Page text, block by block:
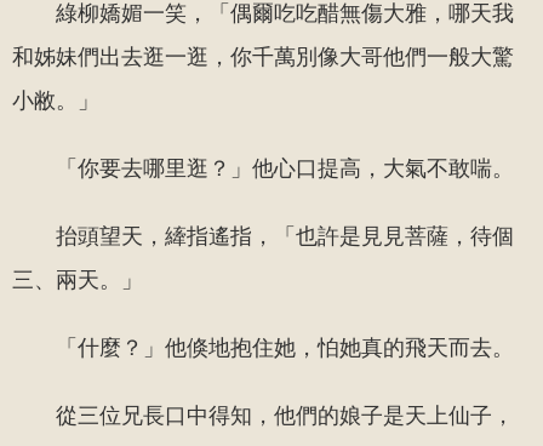
綠柳嬌媚一笑，「偶爾吃吃醋無傷大雅，哪天我
和姊妹們出去逛一逛，你千萬別像大哥他們一般大驚
小敝。」
「你要去哪里逛？」他心口提高，大氣不敢喘。
抬頭望天，縴指遙指，「也許是見見菩薩，待個
三、兩天。」
「什麼？」他倏地抱住她，怕她真的飛天而去。
從三位兄長口中得知，他們的娘子是天上仙子，